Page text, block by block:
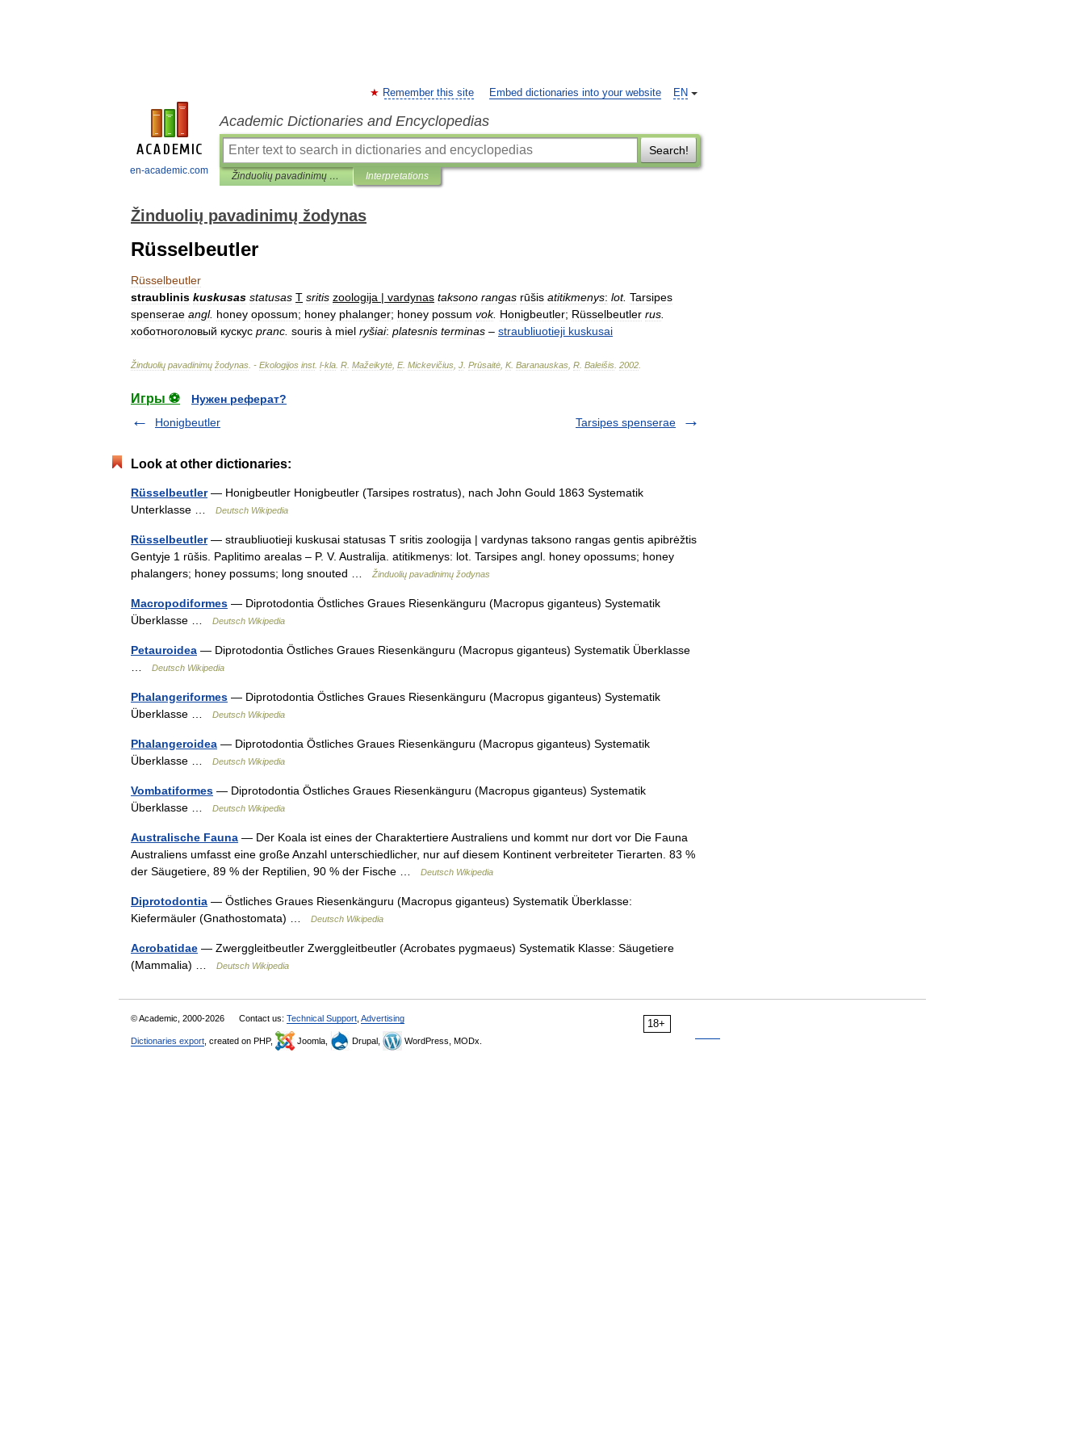
en-academic.com
EN
Remember this site Embed dictionaries into your website
Academic Dictionaries and Encyclopedias
Search!
Žinduolių pavadinimų žodynas Interpretations
Žinduolių pavadinimų žodynas
Rüsselbeutler
Rüsselbeutler
straublinis kuskusas statusas T sritis zoologija | vardynas taksono rangas rūšis atitikmenys: lot. Tarsipes
spenserae angl. honey opossum; honey phalanger; honey possum vok. Honigbeutler; Rüsselbeutler rus
хоботноголовый кускус pranc souris à miel ryšiai: platesnis terminas – straubliuotieji kuskusai
Žinduolių pavadinimų žodynas . - Ekologijos inst. l-kla R Mažeikytė E. Mickevičius J Prūsaitė K. Baranauskas R Baleišis 2002
Игры ⚽
Нужен реферат?
Honigbeutler
Tarsipes spenserae
Look at other dictionaries:
Rüsselbeutler— Honigbeutler Honigbeutler (Tarsipes rostratus), nach John Gould 1863 Systematik
Unterklasse …
Deutsch Wikipedia
Rüsselbeutler— straubliuotieji kuskusai statusas T sritis zoologija | vardynas taksono rangas gentis apibrėžtis
Gentyje 1 rūšis. Paplitimo arealas – P. V. Australija. atitikmenys: lot. Tarsipes angl. honey opossums; honey
phalangers; honey possums; long snouted …
Žinduolių pavadinimų žodynas
Macropodiformes — Diprotodontia Östliches Graues Riesenkänguru (Macropus giganteus) Systematik
Überklasse …
Deutsch Wikipedia
Petauroidea — Diprotodontia Östliches Graues Riesenkänguru (Macropus giganteus) Systematik Überklasse
Deutsch Wikipedia
Phalangeriformes — Diprotodontia Östliches Graues Riesenkänguru (Macropus giganteus) Systematik
Überklasse …
Deutsch Wikipedia
Phalangeroidea — Diprotodontia Östliches Graues Riesenkänguru (Macropus giganteus) Systematik
Überklasse …
Deutsch Wikipedia
Vombatiformes — Diprotodontia Östliches Graues Riesenkänguru (Macropus giganteus) Systematik
Überklasse …
Deutsch Wikipedia
Australische Fauna — Der Koala ist eines der Charaktertiere Australiens und kommt nur dort vor Die Fauna
Australiens umfasst eine große Anzahl unterschiedlicher, nur auf diesem Kontinent verbreiteter Tierarten. 83 %
der Säugetiere, 89 % der Reptilien, 90 % der Fische …
Deutsch Wikipedia
Diprotodontia — Östliches Graues Riesenkänguru (Macropus giganteus) Systematik Überklasse:
Kiefermäuler (Gnathostomata) …
Deutsch Wikipedia
Acrobatidae — Zwerggleitbeutler Zwerggleitbeutler (Acrobates pygmaeus) Systematik Klasse: Säugetiere
(Mammalia) …
Deutsch Wikipedia
18+
© Academic, 2000-2026 Contact us: Technical Support Advertising
Dictionaries export , created on PHP, Joomla, Drupal, WordPress, MODx.